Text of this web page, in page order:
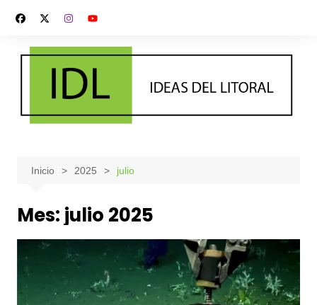
contenido
Inicio 2025 julio
Mes: julio 2025